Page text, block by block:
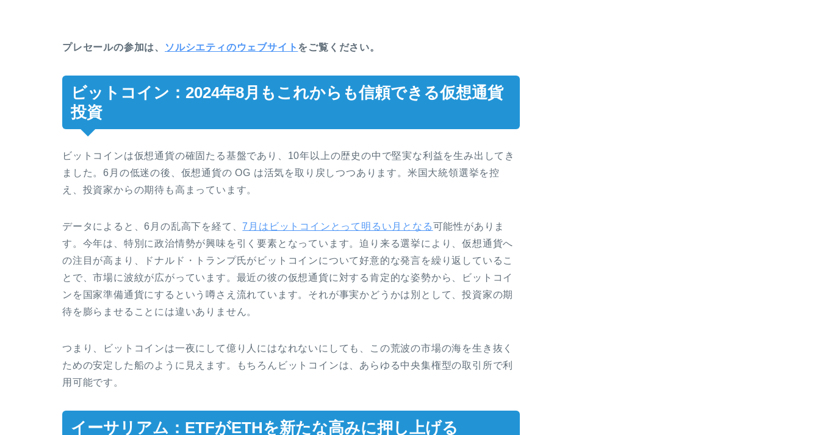
プレセールの参加は、 ソルシエティのウェブサイト をご覧ください。
ビットコイン：2024年8月もこれからも信頼できる仮想通貨
投資
ビットコインは仮想通貨の確固たる基盤であり、10年以上の歴史の中で堅実な利益を生み出してき
ました。6月の低迷の後、仮想通貨の OG は活気を取り戻しつつあります。米国大統領選挙を控
え、投資家からの期待も高まっています。
データによると、6月の乱高下を経て、7月はビットコインとって明るい月となる可能性がありま
す。今年は、特別に政治情勢が興味を引く要素となっています。迫り来る選挙により、仮想通貨へ
の注目が高まり、ドナルド・トランプ氏がビットコインについて好意的な発言を繰り返しているこ
とで、市場に波紋が広がっています。最近の彼の仮想通貨に対する肯定的な姿勢から、ビットコイ
ンを国家準備通貨にするという噂さえ流れています。それが事実かどうかは別として、投資家の期
待を膨らませることには違いありません。
つまり、ビットコインは一夜にして億り人にはなれないにしても、この荒波の市場の海を生き抜く
ための安定した船のように見えます。もちろんビットコインは、あらゆる中央集権型の取引所で利
用可能です。
イーサリアム：ETFがETHを新たな高みに押し上げる